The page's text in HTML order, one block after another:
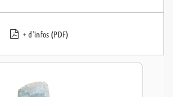
+ d'infos (PDF)